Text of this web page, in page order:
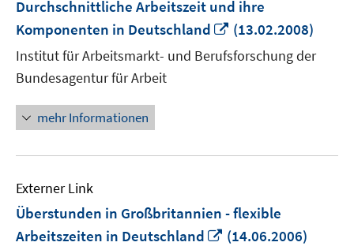
Durchschnittliche Arbeitszeit und ihre
Komponenten in Deutschland
In
neuem
Fenster
(13.02.2008)
Institut für Arbeitsmarkt- und Berufsforschung der
Bundesagentur für Arbeit
mehr Informationen
Externer Link
Überstunden in Großbritannien - flexible
Arbeitszeiten in Deutschland
In
(14.06.2006)